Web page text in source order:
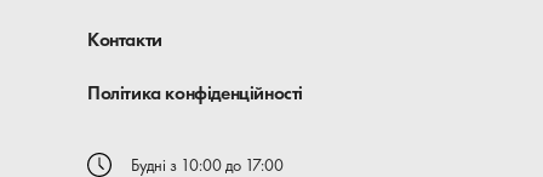
Контакти
Політика конфіденційності
Будні з 10:00 до 17:00